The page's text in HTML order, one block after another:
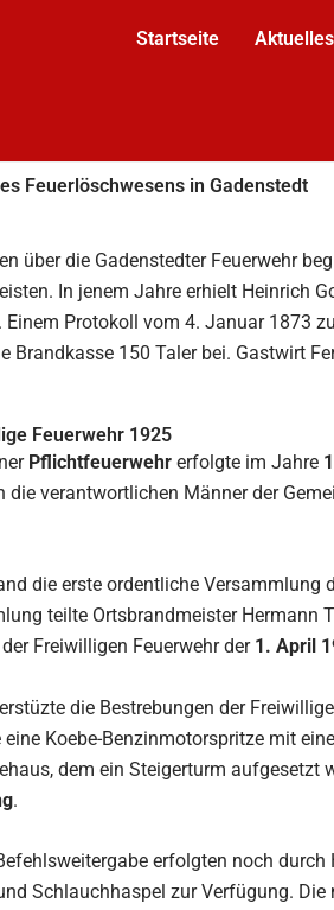
Startseite Aktuelles
Feuerlöschwesens in Gadenstedt
über die Gadenstedter Feuerwehr
In jenem Jahre erhielt Heinrich
Einem Protokoll vom 4. Januar 1873
Brandkasse 150 Taler bei. Gastwirt
Feuerwehr 1925
Pflichtfeuerwehr erfolgte im Jahre
die verantwortlichen Männer der
die erste ordentliche Versammlung
teilte Ortsbrandmeister
Freiwilligen Feuerwehr der 1. April
die Bestrebungen der
eine Koebe-Benzinmotorspritze mit
dem ein Steigerturm
.
erfolgten noch
Schlauchhaspel zur Verfügung.